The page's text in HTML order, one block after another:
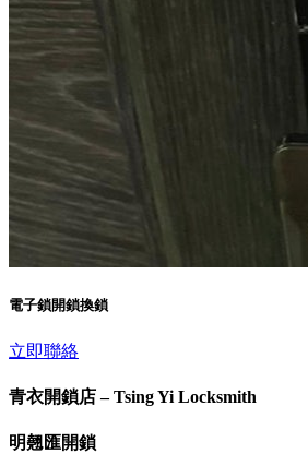
電子鎖開鎖換鎖
立即聯絡
青衣開鎖店 – Tsing Yi Locksmith
明翹匯開鎖